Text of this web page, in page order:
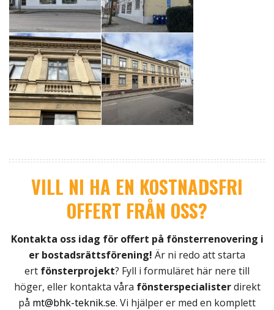
VILL NI HA EN KOSTNADSFRI
OFFERT FRÅN OSS?
Kontakta oss idag för offert på fönsterrenovering i
er bostadsrättsförening! Är ni redo att starta
ert fönsterprojekt? Fyll i formuläret här nere till
höger, eller kontakta våra fönsterspecialisterdirekt
på mt@bhk-teknik.se. Vi hjälper er med en komplett